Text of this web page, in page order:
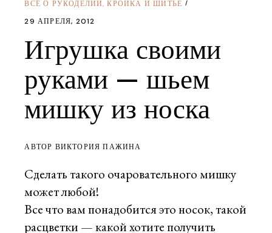
ВСЕ О РУКОДЕЛИИ,КРОЙКА И ШИТЬЕ
29 АПРЕЛЯ, 2012
Игрушка своими
руками — шьем
мишку из носка
АВТОР ВИКТОРИЯ ПАЖИНА
Сделать такого очаровательного мишку
может любой!
Все что вам понадобится это носок, такой
расцветки — какой хотите получить